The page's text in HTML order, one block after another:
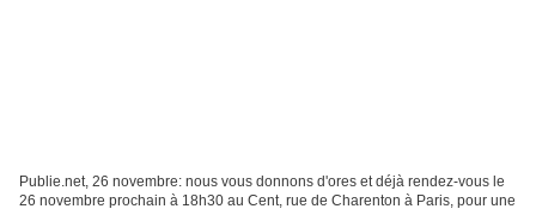
Publie.net, 26 novembre: nous vous donnons d'ores et déjà rendez-vous le
26 novembre prochain à 18h30 au Cent, rue de Charenton à Paris, pour une